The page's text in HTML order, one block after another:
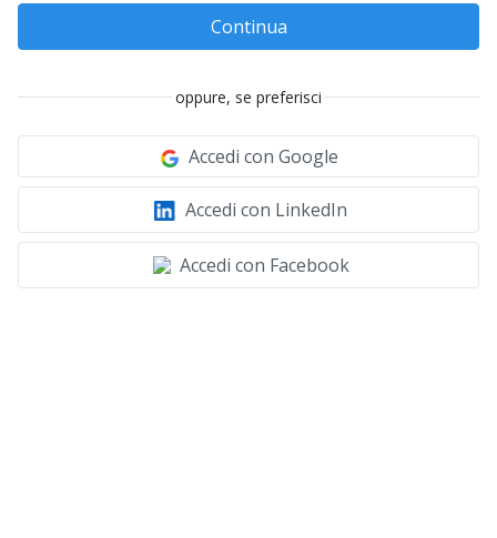
Continua
oppure, se preferisci
Accedi con Google
Accedi con LinkedIn
Accedi con Facebook